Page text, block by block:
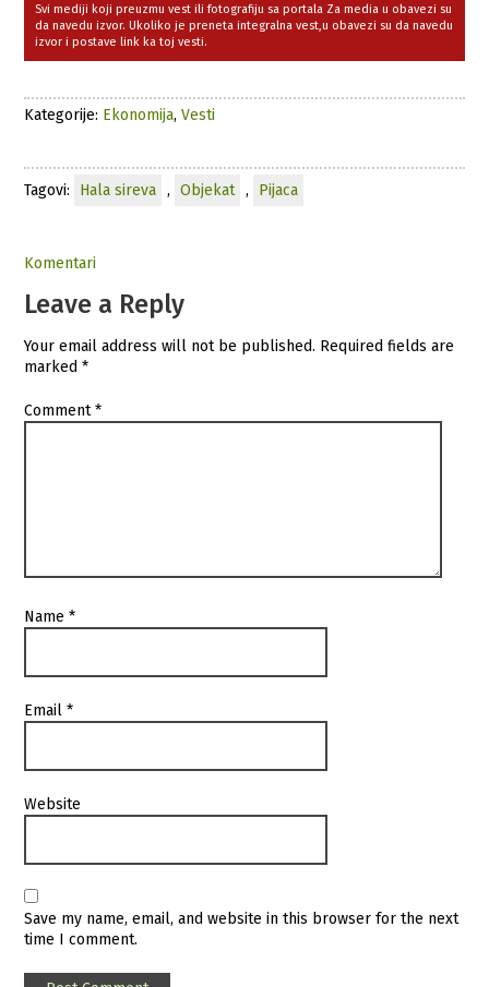
Svi mediji koji preuzmu vest ili fotografiju sa portala Za media u obavezi su
da navedu izvor. Ukoliko je preneta integralna vest,u obavezi su da navedu
izvor i postave link ka toj vesti.
Kategorije: Ekonomija,Vesti
Tagovi: Hala sireva , Objekat , Pijaca
Komentari
Leave a Reply
Your email address will not be published. Required fields are
marked*
Comment*
Name*
Email*
Website
Save my name, email, and website in this browser for the next
time I comment.